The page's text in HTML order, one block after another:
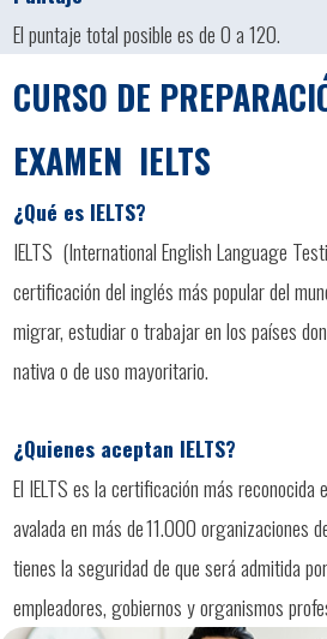
El puntaje total posible es de 0 a 120.
CURSO DE
EXAMEN IELTS
¿Qué es IELTS?
IELTS (International English Language
certificación del inglés más popular del
migrar, estudiar o trabajar en los países
nativa o de uso mayoritario.
¿Quienes aceptan IELTS?
El IELTS es la certificación más reconocida
avalada en más de 11.000 organizaciones
tienes la seguridad de que será admitida
empleadores, gobiernos y organismos